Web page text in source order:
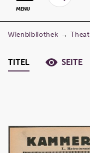
MENU
Wienbibliothek →
TITEL SEITE